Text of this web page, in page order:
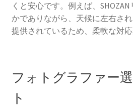
くと安心です。例えば、
かでありながら、天候に左右さ
提供されているため、柔軟な対応
フォトグラファー
ト